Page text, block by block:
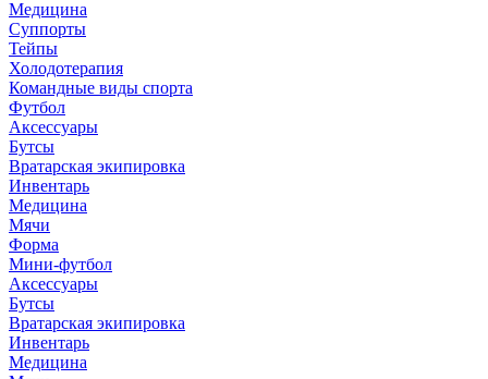
Медицина
Суппорты
Тейпы
Холодотерапия
Командные виды спорта
Футбол
Аксессуары
Бутсы
Вратарская экипировка
Инвентарь
Медицина
Мячи
Форма
Мини-футбол
Аксессуары
Бутсы
Вратарская экипировка
Инвентарь
Медицина